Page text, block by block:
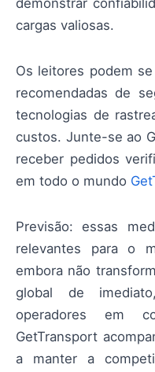
cargas valiosas.
Os leitores podem
recomendadas de
tecnologias de
custos. Junte-se ao
receber pedidos
em todo o mundo
Previsão: essas
relevantes para o
embora não
global de
operadores em
GetTransport
a manter a